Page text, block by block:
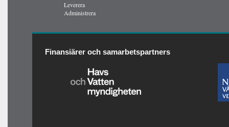
Leverera
Administrera
Finansiärer och samarbetspartners